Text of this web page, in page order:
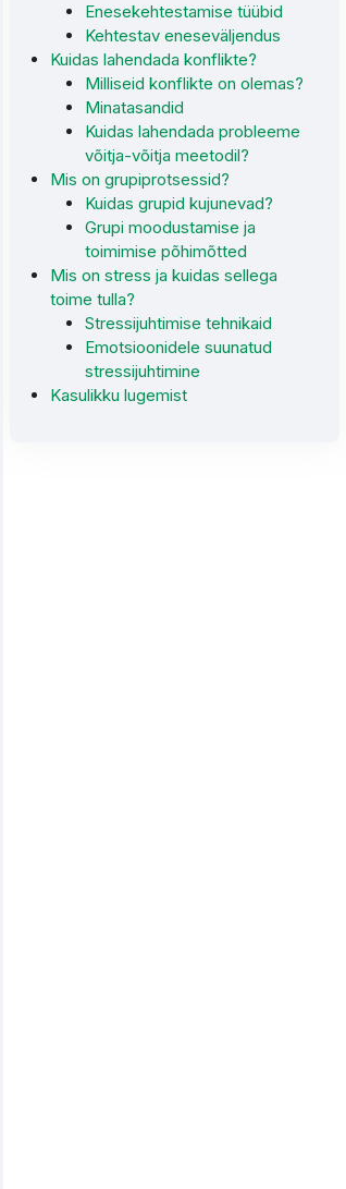
Enesekehtestamise tüübid
Kehtestav eneseväljendus
Kuidas lahendada konflikte?
Milliseid konflikte on olemas?
Minatasandid
Kuidas lahendada probleeme
võitja-võitja meetodil?
Mis on grupiprotsessid?
Kuidas grupid kujunevad?
Grupi moodustamise ja
toimimise põhimõtted
Mis on stress ja kuidas sellega
toime tulla?
Stressijuhtimise tehnikaid
Emotsioonidele suunatud
stressijuhtimine
Kasulikku lugemist